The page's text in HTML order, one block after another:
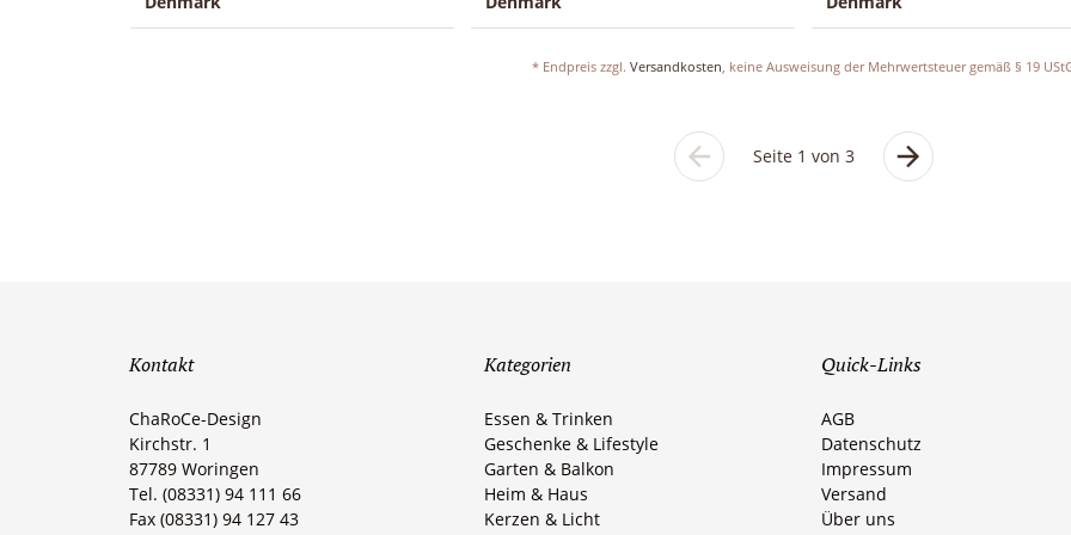
* Endpreis zzgl. Versandkosten , keine Ausweisung der Mehrwertsteuer gemäß § 19
VorherigeSeite 1 von 3
Nächste
Kontakt
ChaRoCe-Design
Kirchstr. 1
87789 Woringen​
Tel. (08331) 94 111 66
Fax (08331) 94 127 43
Kategorien
Essen & Trinken
Geschenke & Lifestyle
Garten & Balkon
Heim & Haus
Kerzen & Licht
Quick-Links
AGB
Datenschutz
Impressum
Versand
Über uns